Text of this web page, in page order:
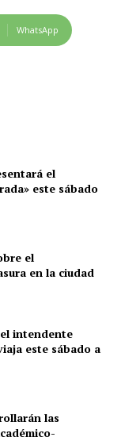
WhatsApp
el
este sábado
el
en la ciudad
intendente
este sábado a
las